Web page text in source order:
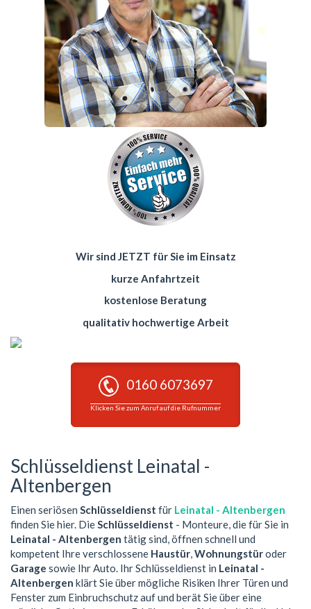
Wir sind JETZT für Sie im Einsatz
kurze Anfahrtzeit
kostenlose Beratung
qualitativ hochwertige Arbeit
0160 6073697
Klicken Sie zum Anruf auf die Rufnummer
Schlüsseldienst Leinatal -
Altenbergen
Einen seriösen Schlüsseldienst für Leinatal - Altenbergen
finden Sie hier. DieSchlüsseldienst - Monteure, die für Sie in
Leinatal - Altenbergen tätig sind, öffnen schnell und
kompetent Ihre verschlossene Haustür,Wohnungstüroder
Garage sowie Ihr Auto. Ihr Schlüsseldienst in Leinatal -
Altenbergen klärt Sie über mögliche Risiken Ihrer Türen und
Fenster zum Einbruchschutz auf und berät Sie über eine